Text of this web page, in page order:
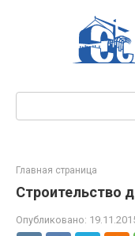
Главная страница
Строительство
Опубликовано: